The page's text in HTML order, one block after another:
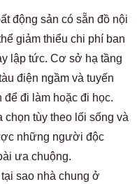
động sản có sẵn đồ nội
giảm thiểu chi phí ban
lập tức. Cơ sở hạ tầng
​​điện ngầm và tuyến
đi làm hoặc đi học.
tùy theo lối sống và
những người độc
ưa chuộng.
sao nhà chung ở